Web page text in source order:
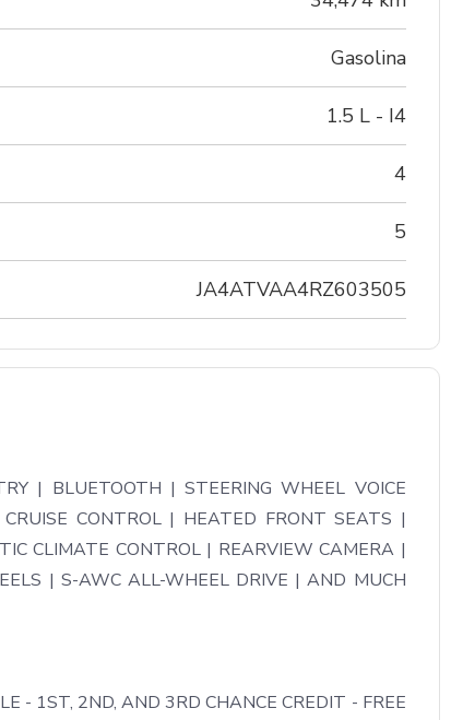
Gasolina
1.5 L - I4
4
5
JA4ATVAA4RZ603505
| BLUETOOTH | STEERING WHEEL VOICE
CONTROL | HEATED FRONT SEATS |
CLIMATE CONTROL | REARVIEW CAMERA |
| S-AWC ALL-WHEEL DRIVE | AND MUCH
- 1ST, 2ND, AND 3RD CHANCE CREDIT - FREE